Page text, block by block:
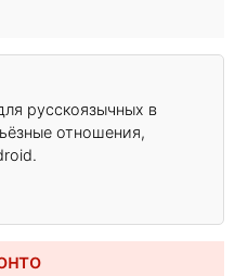
русскоязычных в
отношения,